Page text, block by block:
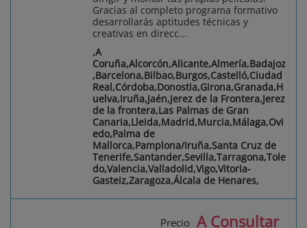
Gracias al completo programa formativo
desarrollarás aptitudes técnicas y
creativas en direcc...
,A
Coruña,Alcorcón,Alicante,Almería,Badajoz
,Barcelona,Bilbao,Burgos,Castelló,Ciudad
Real,Córdoba,Donostia,Girona,Granada,H
uelva,Iruña,Jaén,Jerez de la Frontera,Jerez
de la frontera,Las Palmas de Gran
Canaria,Lleida,Madrid,Murcia,Málaga,Ovi
edo,Palma de
Mallorca,Pamplona/Iruña,Santa Cruz de
Tenerife,Santander,Sevilla,Tarragona,Tole
do,Valencia,Valladolid,Vigo,Vitoria-
Gasteiz,Zaragoza,Álcala de Henares,
Precio A Consultar